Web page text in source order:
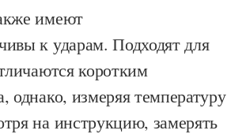
имеют
к ударам. Подходят для
коротким
измеряя температуру
на инструкцию, замерять